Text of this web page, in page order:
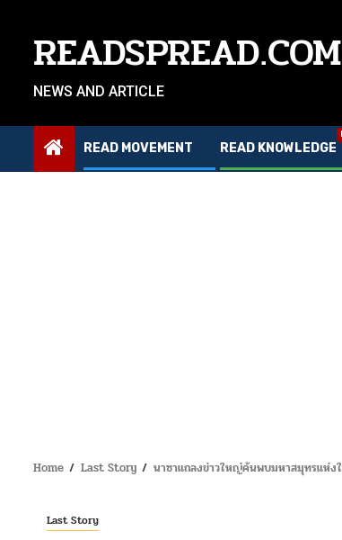
contentREADSPREAD.COM
NEWS AND ARTICLE
READ MOVEMENT READ KNOWLEDGE
Home Last Story นาซาแถลงข่าวใหญ่ค้นพบมหาสมุทรแห่ง
Last Story